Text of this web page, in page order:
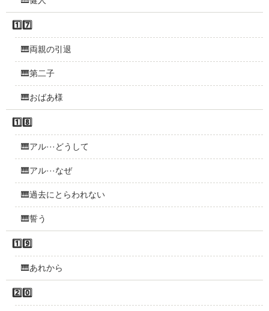
1️⃣7️⃣
🎹両親の引退
🎹第二子
🎹おばあ様
1️⃣8️⃣
🎹アル···どうして
🎹アル···なぜ
🎹過去にとらわれない
🎹誓う
1️⃣9️⃣
🎹あれから
2️⃣0️⃣